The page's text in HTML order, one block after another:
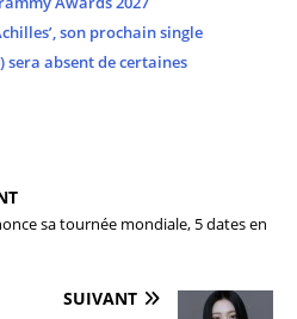
son prochain single
sera absent de certaines
sa tournée mondiale, 5 dates en
SUIVANT